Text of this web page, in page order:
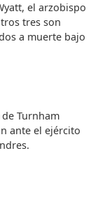
el arzobispo
tres son
a muerte bajo
Turnham
ante el ejército